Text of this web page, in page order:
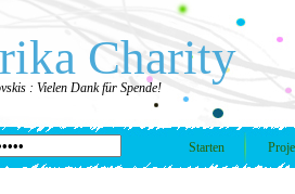
Charity
: Vielen Dank für Spende!
Starten